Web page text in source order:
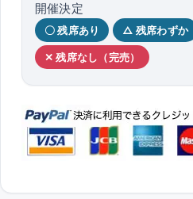
開催決定
〇 残席あり △ 残席わずか
✕ 残席なし（完売）